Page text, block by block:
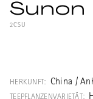
Sunon
2CSU
Huangdacha
HERKUNFT: China /